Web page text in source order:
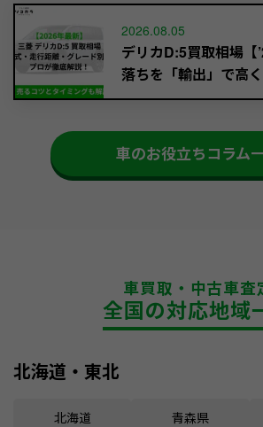
2026.08.05
デリカD:5買取相場【
落ちを「輸出」で高
車のお役立ちコラム
車買取・中古車査
全国の対応地域
北海道・東北
北海道 青森県